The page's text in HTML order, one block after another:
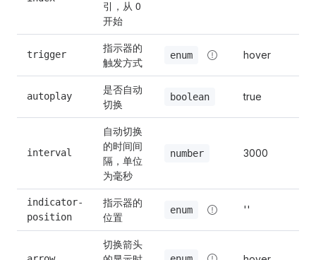
引，从 0
开始
trigger
指示器的
触发方式
enum hover
autoplay
是否自动
切换
boolean true
interval
自动切换
的时间间
隔，单位
为毫秒
number 3000
indicator-
position
指示器的
位置
enum ''
切换箭头